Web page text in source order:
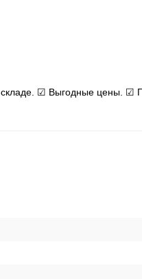
☑ Выгодные цены. ☑